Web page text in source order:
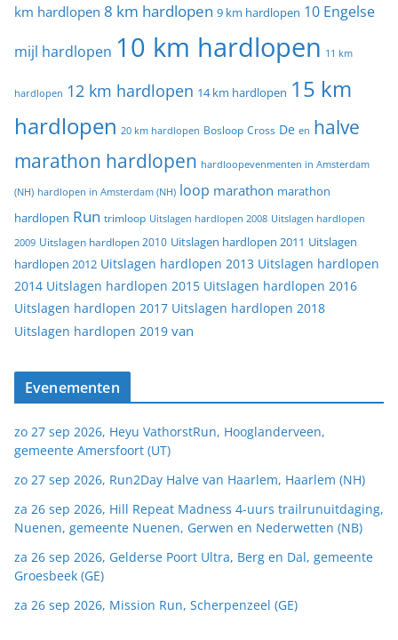
km hardlopen 8 km hardlopen 9 km hardlopen 10 Engelse
mijl hardlopen 10 km hardlopen 11 km
hardlopen 12 km hardlopen 14 km hardlopen 15 km
hardlopen 20 km hardlopen Bosloop Cross De en halve
marathon hardlopen hardloopevenmenten in Amsterdam
(NH) hardlopen in Amsterdam (NH) loop marathon marathon
hardlopen Run trimloop Uitslagen hardlopen 2008 Uitslagen hardlopen
2009 Uitslagen hardlopen 2010 Uitslagen hardlopen 2011 Uitslagen
hardlopen 2012 Uitslagen hardlopen 2013 Uitslagen hardlopen
2014 Uitslagen hardlopen 2015 Uitslagen hardlopen 2016
Uitslagen hardlopen 2017 Uitslagen hardlopen 2018
Uitslagen hardlopen 2019 van
Evenementen
zo 27 sep 2026, Heyu VathorstRun, Hooglanderveen,
gemeente Amersfoort (UT)
zo 27 sep 2026, Run2Day Halve van Haarlem, Haarlem (NH)
za 26 sep 2026, Hill Repeat Madness 4-uurs trailrunuitdaging,
Nuenen, gemeente Nuenen, Gerwen en Nederwetten (NB)
za 26 sep 2026, Gelderse Poort Ultra, Berg en Dal, gemeente
Groesbeek (GE)
za 26 sep 2026, Mission Run, Scherpenzeel (GE)